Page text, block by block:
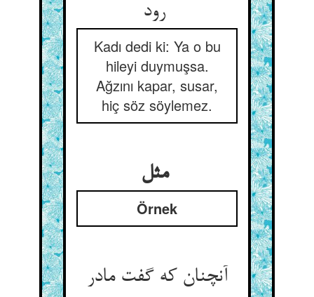
Kadı dedi ki: Ya o bu
hileyi duymuşsa.
Ağzını kapar, susar,
hiç söz söylemez.
مثل
Örnek
آنچنان که گفت مادر